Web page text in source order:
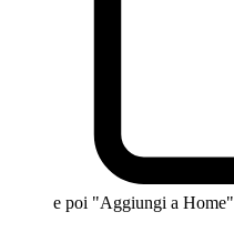
e poi "Aggiungi a Home"